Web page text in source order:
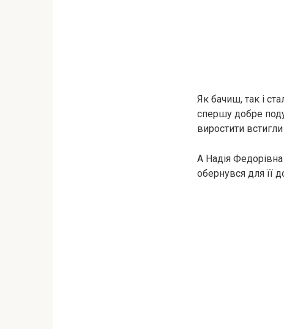
Як бачиш, так і
спершу добре
виростити
А Надія
обернувся для її